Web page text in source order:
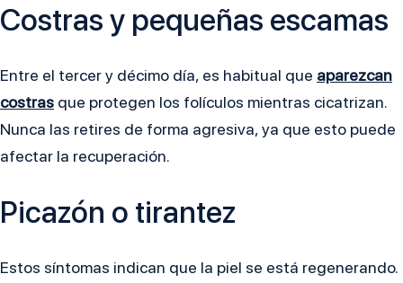
Costras y pequeñas escamas
Entre el tercer y décimo día, es habitual que aparezcan
costras que protegen los folículos mientras cicatrizan.
Nunca las retires de forma agresiva, ya que esto puede
afectar la recuperación.
Picazón o tirantez
Estos síntomas indican que la piel se está regenerando.